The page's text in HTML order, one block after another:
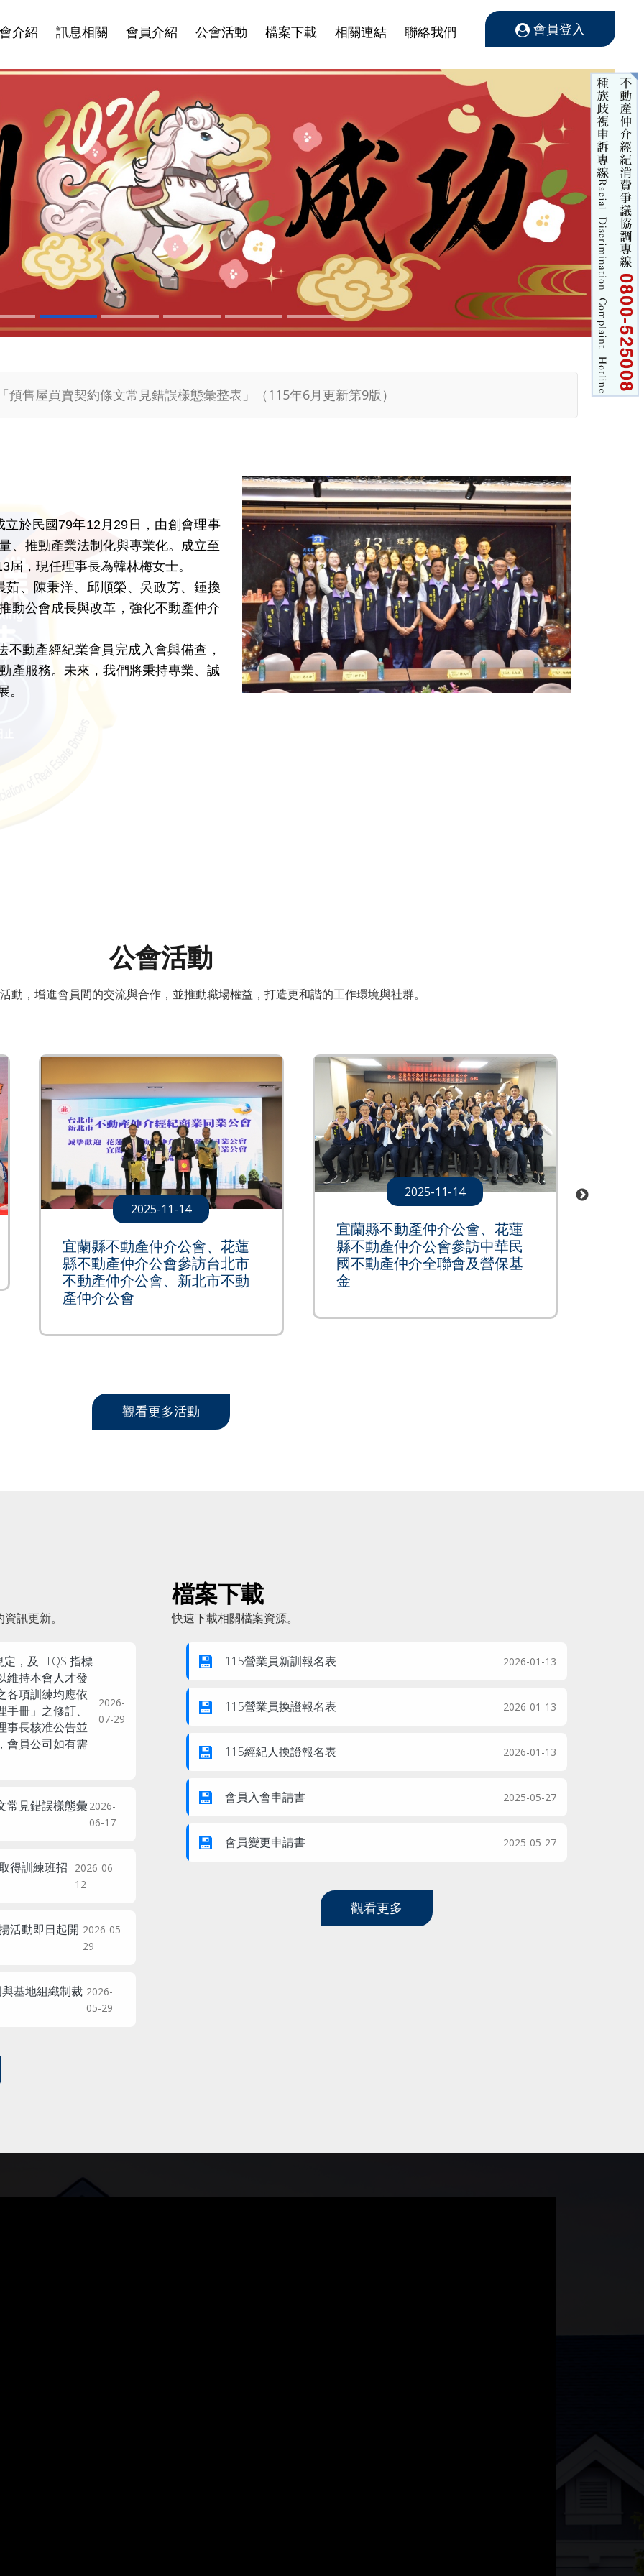
介紹 訊息相關 會員介紹 公會活動 檔案下載 相關連結 聯絡我們 會員登入
標要求建立，作為本會辦理訓練最高指導原則，以維持本會人才發展品質管理系統運作而訂定之。 2.本會所舉辦之各項訓練均應依據本手冊之規定實施之。 3.「人才發展品質管理手冊」之修訂、核准等相關作業，由本會權責人員制定，送請理事長核准公告並實施。 4.本次修訂版已公告於本會所之公告欄，會員公司如有需要請至公會參閱。
產經紀營業員資格取得訓練班招生中
國有財產署北區分署花蓮辦事處 【公告標售「115年度第33批國有非公用不動產共8宗，請踴躍參加投標】
租花蓮縣政府115年第1批縣有非公用不動產共2宗，請踴躍參加投標
動產經紀營業員換證班
出金仲獎楷模推薦辦法
動產經紀營業員換證班
於民國79年12月29日，由創會理事
、推動產業法制化與專業化。成立至
，現任理事長為韓林梅女士。
陳秉洋、邱順榮、吳政芳、鍾換
動公會成長與改革，強化不動產仲介
動產經紀業會員完成入會與備查，
產服務。未來，我們將秉持專業、誠
。
公會活動
動，增進會員間的交流與合作，並推動職場權益，打造更和諧的工作環境與社群。
2025-11-14
宜蘭縣不動產仲介公會、花蓮
縣不動產仲介公會參訪台北市
不動產仲介公會、新北市不動
產仲介公會
2025-11-14
宜蘭縣不動產仲介公會、花蓮
縣不動產仲介公會參訪中華民
國不動產仲介全聯會及營保基
金
觀看更多活動
訊更新。
，及TTQS 指標
維持本會人才發
各項訓練均應依
冊」之修訂、
事長核准公告並
會員公司如有需
2026-
07-29
常見錯誤樣態彙 2026-
06-17
得訓練班招
2026-06-
12
活動即日起開 2026-05-
29
基地組織制裁 2026-
05-29
檔案下載
快速下載相關檔案資源。
💾 115營業員新訓報名表 2026-01-13
💾 115營業員換證報名表 2026-01-13
💾 115經紀人換證報名表 2026-01-13
💾 會員入會申請書 2025-05-27
💾 會員變更申請書 2025-05-27
觀看更多